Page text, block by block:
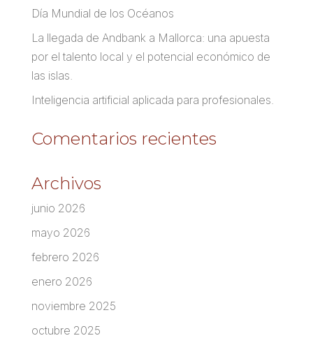
Día Mundial de los Océanos
La llegada de Andbank a Mallorca: una apuesta
por el talento local y el potencial económico de
las islas.
Inteligencia artificial aplicada para profesionales.
Comentarios recientes
Archivos
junio 2026
mayo 2026
febrero 2026
enero 2026
noviembre 2025
octubre 2025